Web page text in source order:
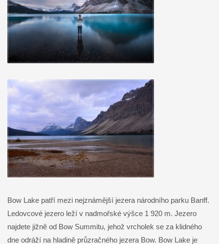
Bow Lake patří mezi nejznámější jezera národního parku Banff.
Ledovcové jezero leží v nadmořské výšce 1 920 m. Jezero
najdete jižně od Bow Summitu, jehož vrcholek se za klidného
dne odráží na hladině průzračného jezera Bow. Bow Lake je